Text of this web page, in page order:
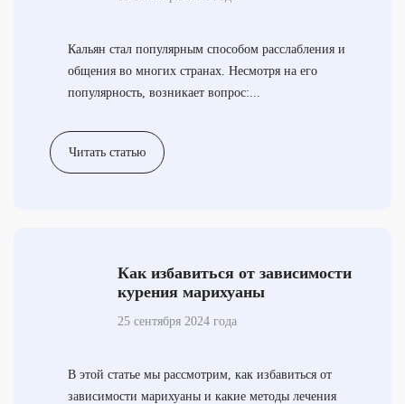
Кальян стал популярным способом расслабления и
общения во многих странах. Несмотря на его
популярность, возникает вопрос:...
Читать статью
Как избавиться от зависимости
курения марихуаны
25 сентября 2024 года
В этой статье мы рассмотрим, как избавиться от
зависимости марихуаны и какие методы лечения